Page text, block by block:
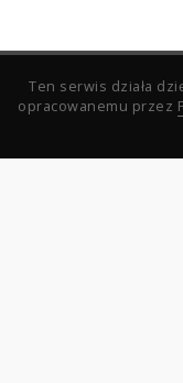
Ten serwis działa
opracowanemu przez